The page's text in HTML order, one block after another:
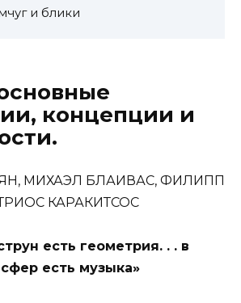
и блики
концепции и
МИХАЭЛ БЛАИВАС, ФИЛИПП
КАРАКИТСОС
есть геометрия. . . в
есть музыка»